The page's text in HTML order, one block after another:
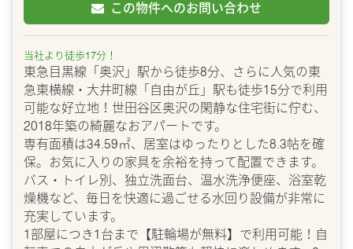
この物件へのお問い合わせ
当社より徒歩17分！
東急目黒線「奥沢」駅から徒歩8分、さらに人気の東
急東横線・大井町線「自由が丘」駅も徒歩15分で利用
可能な好立地！世田谷区奥沢の閑静な住宅街に佇む、
2018年築の綺麗なおアパートです。
専有面積は34.59㎡、居室はゆったりとした8.3帖を確
保。お気に入りの家具を余裕を持って配置できます。
バス・トイレ別、独立洗面台、温水洗浄便座、浴室乾
燥機など、毎日を快適に過ごせる水回り設備が非常に
充実しています。
1部屋につき1台まで【駐輪場が無料】で利用可能！自